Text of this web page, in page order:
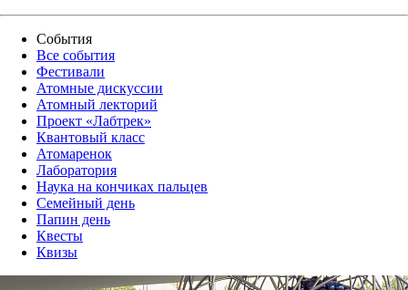
События
Все события
Фестивали
Атомные дискуссии
Атомный лекторий
Проект «Лабтрек»
Квантовый класс
Атомаренок
Лаборатория
Наука на кончиках пальцев
Семейный день
Папин день
Квесты
Квизы